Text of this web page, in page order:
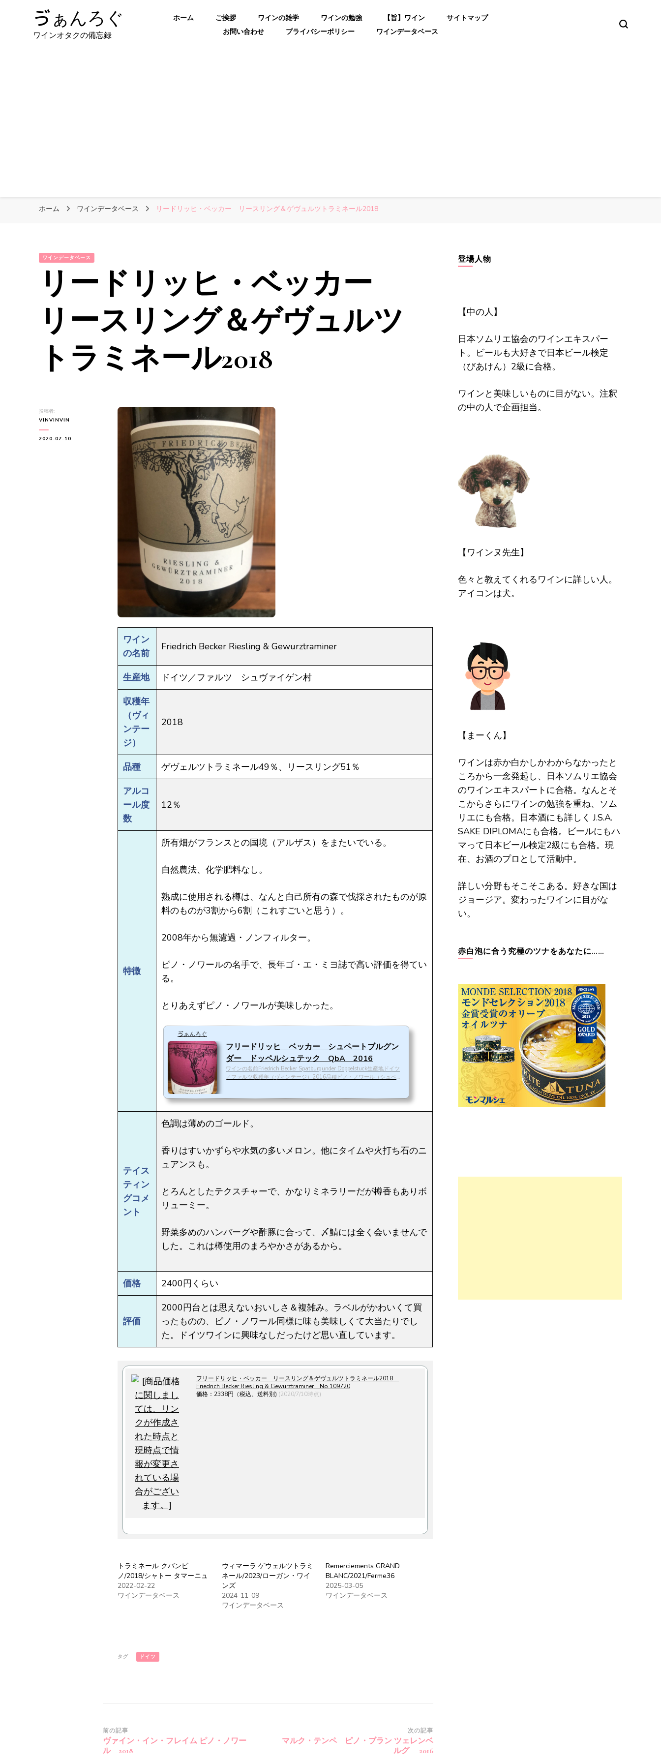
ゔぁんろぐ
ワインオタクの備忘録
ホーム ご挨拶 ワインの雑学 ワインの勉強 【旨】ワイン
サイトマップ
お問い合わせ
プライバシーポリシー ワインデータベース
ホーム ワインデータベース リードリッヒ・ベッカー リースリング＆ゲヴュルツトラミネール2018
ワインデータベース
リードリッヒ・ベッカー
リースリング＆ゲヴュルツ
トラミネール2018
投稿者:
VINVINVIN
2020-07-10
ワイン
の名前
Friedrich Becker Riesling & Gewurztraminer
生産地 ドイツ／ファルツ シュヴァイゲン村
収穫年
（ヴィ
ンテー
ジ）
2018
品種 ゲヴェルツトラミネール49％、リースリング51％
アルコ
ール度
数
12％
特徴
所有畑がフランスとの国境（アルザス）をまたいでいる。
自然農法、化学肥料なし。
熟成に使用される樽は、なんと自己所有の森で伐採されたものが原
料のものが3割から6割（これすごいと思う）。
2008年から無濾過・ノンフィルター。
ピノ・ノワールの名手で、長年ゴ・エ・ミヨ誌で高い評価を得てい
る。
とりあえずピノ・ノワールが美味しかった。
ゔぁんろぐ
フリードリッヒ ベッカー シュペートブルグン
ダー ドッペルシュテック QbA 2016
ワインの名前Friedrich Becker Spatburgunder Doppelstuck生産地ドイツ
／ファルツ収穫年（ヴィンテージ）2016品種ピノ・ノワール（シュペー
るために樽香は少なめだが、果実味がより感じられるようになる。なお、
樽の約60％は自己所有する森のオークを使用。すごい。ワインによって
使用比率変動。残りはフレンチオーク。ファルツのオークは年輪が詰まっ
ていて良質とのこと。2008年以降は無濾過、ノ...
テイス
ティン
グコメ
ント
色調は薄めのゴールド。
香りはすいかずらや水気の多いメロン。他にタイムや火打ち石のニ
ュアンスも。
とろんとしたテクスチャーで、かなりミネラリーだが樽香もありボ
リューミー。
野菜多めのハンバーグや酢豚に合って、〆鯖には全く会いませんで
した。これは樽使用のまろやかさがあるから。
価格 2400円くらい
評価
2000円台とは思えないおいしさ＆複雑み。ラベルがかわいくて買
ったものの、ピノ・ノワール同様に味も美味しくて大当たりでし
た。ドイツワインに興味なしだったけど思い直しています。
フリードリッヒ・ベッカー リースリング＆ゲヴュルツトラミネール2018
Friedrich Becker Riesling & Gewurztraminer No.109720
価格：2338円（税込、送料別) (2020/7/10時点)
トラミネール クバンビ
ノ/2018/シャトー タマーニュ
2022-02-22
ワインデータベース
ウィマーラ ゲウェルツトラミ
ネール/2023/ローガン・ワイ
ンズ
2024-11-09
ワインデータベース
Remerciements GRAND
BLANC/2021/Ferme36
2025-03-05
ワインデータベース
タグ: ドイツ
投
稿
前の記事
ヴァイン・イン・フレイム ピノ・ノワー
ル 2018
次の記事
マルク・テンペ ピノ・ブラン ツェレンベ
ルグ 2016
登場人物
【中の人】
日本ソムリエ協会のワインエキスパー
ト。ビールも大好きで日本ビール検定
（びあけん）2級に合格。
ワインと美味しいものに目がない。注釈
の中の人で企画担当。
【ワインヌ先生】
色々と教えてくれるワインに詳しい人。
アイコンは犬。
【まーくん】
ワインは赤か白かしかわからなかったと
ころから一念発起し、日本ソムリエ協会
のワインエキスパートに合格。なんとそ
こからさらにワインの勉強を重ね、ソム
リエにも合格。日本酒にも詳しく J.S.A.
SAKE DIPLOMAにも合格。ビールにもハ
マって日本ビール検定2級にも合格。現
在、お酒のプロとして活動中。
詳しい分野もそこそこある。好きな国は
ジョージア。変わったワインに目がな
い。
赤白泡に合う究極のツナをあなたに……